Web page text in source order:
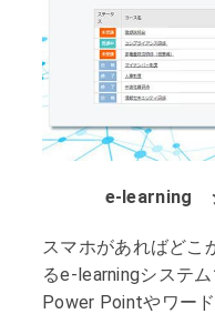
e-learning
スマホがあればどこ
るe-learningシステム
Power Pointやワー